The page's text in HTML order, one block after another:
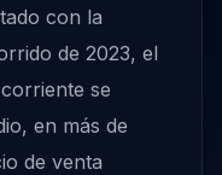
con la
de 2023, el
se
en más de
de venta